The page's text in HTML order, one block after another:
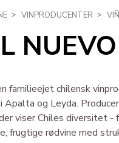
VINPRODUCENTER
familieejet chilensk
Apalta og Leyda.
viser Chiles diversitet -
frugtige rødvine med